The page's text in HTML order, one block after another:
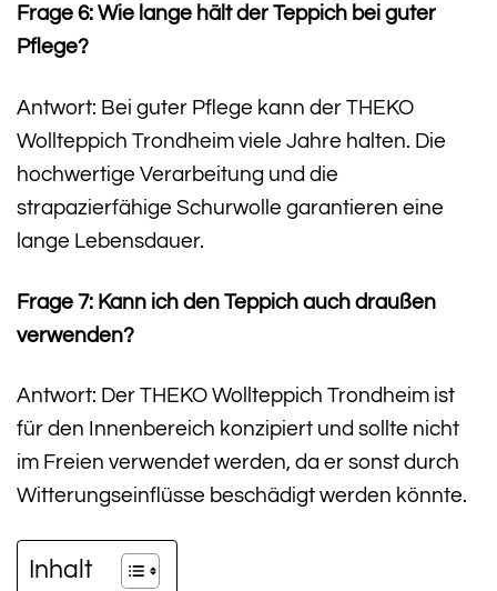
Frage 6: Wie lange hält der Teppich bei guter
Pflege?
Antwort: Bei guter Pflege kann der THEKO
Wollteppich Trondheim viele Jahre halten. Die
hochwertige Verarbeitung und die
strapazierfähige Schurwolle garantieren eine
lange Lebensdauer.
Frage 7: Kann ich den Teppich auch draußen
verwenden?
Antwort: Der THEKO Wollteppich Trondheim ist
für den Innenbereich konzipiert und sollte nicht
im Freien verwendet werden, da er sonst durch
Witterungseinflüsse beschädigt werden könnte.
Inhalt